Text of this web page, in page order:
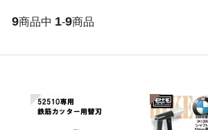
9商品中 1-9商品